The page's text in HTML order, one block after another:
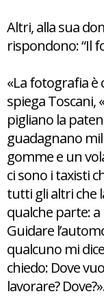
Altri, alla sua
rispondono: “Il
«La fotografia è
spiega Toscani,
pigliano la
guadagnano
gomme e un
ci sono i taxisti
tutti gli altri che
qualche parte:
Guidare
qualcuno mi
chiedo: Dove
lavorare?